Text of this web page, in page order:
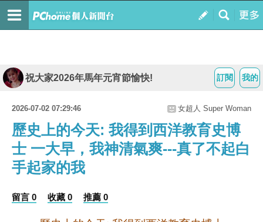
我的
訂閱
祝大家2026年馬年元宵節愉快!
2026-07-02 07:29:46 女超人 Super Woman
歷史上的今天: 我得到西洋教育史博
士 一大早，我神清氣爽---真了不起白
手起家的我
留言 0 收藏 0 推薦 0